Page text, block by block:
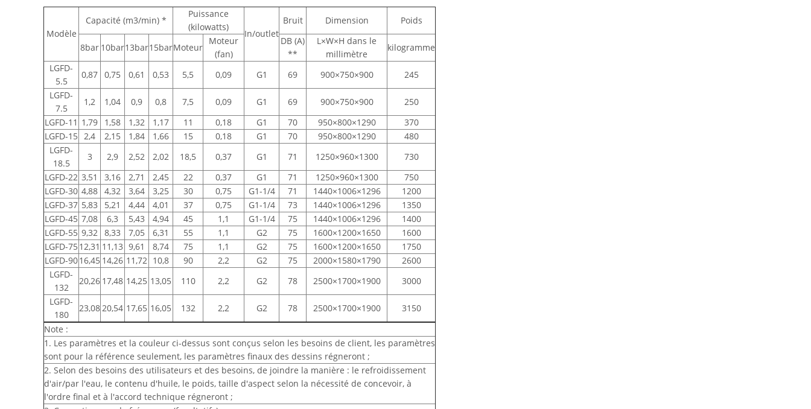
Modèle
Capacité (m3/min) *
Puissance
(kilowatts)
In/outlet
Bruit Dimension Poids
8bar 10bar13bar15barMoteur
Moteur
(fan)
DB (A)
**
L×W×H dans le
millimètre
kilogramme
LGFD-
5.5
0,87 0,75 0,61 0,53 5,5 0,09 G1 69 900×750×900
245
LGFD-
7.5
1,2 1,04 0,9 0,8 7,5 0,09 G1 69 900×750×900
250
LGFD-11 1,79 1,58 1,32 1,17 11 0,18 G1 70 950×800×1290
370
LGFD-15 2,4 2,15 1,84 1,66 15 0,18 G1 70 950×800×1290
480
LGFD-
18.5
3 2,9 2,52 2,02 18,5 0,37 G1 71 1250×960×1300
730
LGFD-22 3,51 3,16 2,71 2,45 22 0,37 G1 71 1250×960×1300
750
LGFD-30 4,88 4,32 3,64 3,25 30 0,75 G1-1/4 71 1440×1006×1296
1200
LGFD-37 5,83 5,21 4,44 4,01 37 0,75 G1-1/4 73 1440×1006×1296
1350
LGFD-45 7,08 6,3 5,43 4,94 45 1,1 G1-1/4 75 1440×1006×1296
1400
LGFD-55 9,32 8,33 7,05 6,31 55 1,1 G2 75 1600×1200×1650
1600
LGFD-75 12,31 11,13 9,61 8,74 75 1,1 G2 75 1600×1200×1650
1750
LGFD-9016,45 14,26 11,72 10,8 90 2,2 G2 75 2000×1580×1790
2600
LGFD-
132
20,26 17,48 14,25 13,05 110 2,2 G2 78 2500×1700×1900
3000
LGFD-
180
23,0820,54 17,65 16,05 132 2,2 G2 78 2500×1700×1900
3150
Note :
1. Les paramètres et la couleur ci-dessus sont conçus selon les besoins de client, les paramètres
sont pour la référence seulement, les paramètres finaux des dessins régneront ;
2. Selon des besoins des utilisateurs et des besoins, de joindre la manière : le refroidissement
d'air/par l'eau, le contenu d'huile, le poids, taille d'aspect selon la nécessité de concevoir, à
l'ordre final et à l'accord technique régneront ;